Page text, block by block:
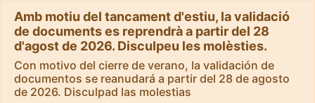
Amb motiu del tancament d'estiu, la validació
de documents es reprendrà a partir del 28
d'agost de 2026. Disculpeu les molèsties.
Con motivo del cierre de verano, la validación de
documentos se reanudará a partir del 28 de agosto
de 2026. Disculpad las molestias